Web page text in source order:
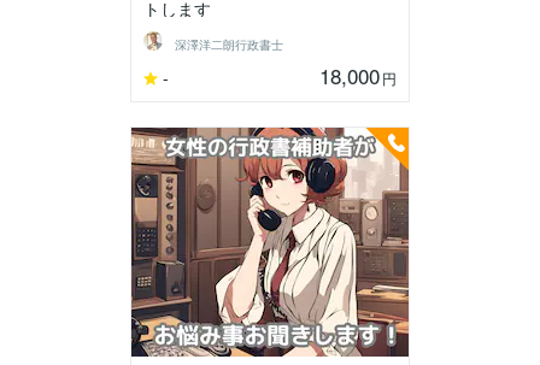
トします
深澤洋二朗行政書士
- 18,000円